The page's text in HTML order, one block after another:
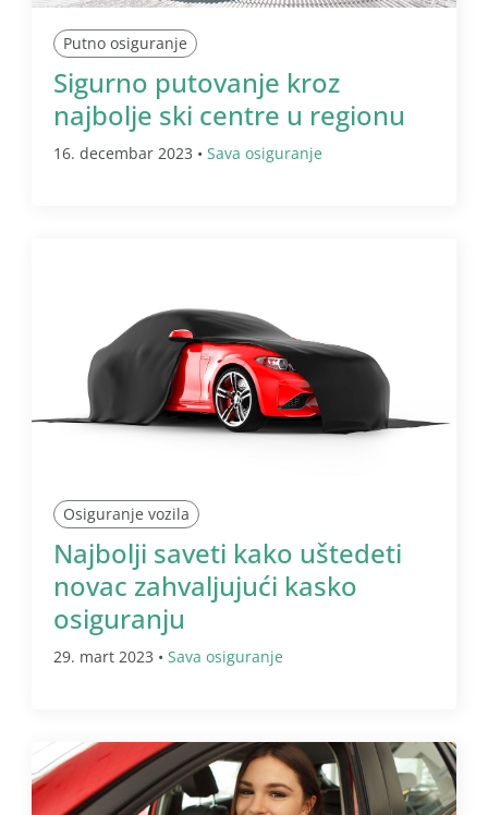
Putno osiguranje
Sigurno putovanje kroz
najbolje ski centre u regionu
16. decembar 2023 • Sava osiguranje
Osiguranje vozila
Najbolji saveti kako uštedeti
novac zahvaljujući kasko
osiguranju
29. mart 2023 • Sava osiguranje